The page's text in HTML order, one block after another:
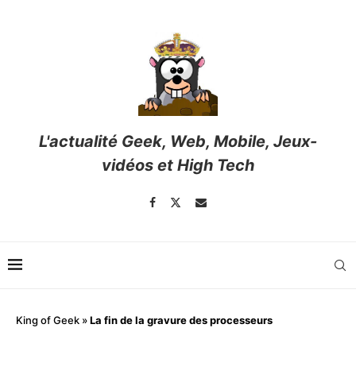
L'actualité Geek, Web, Mobile, Jeux-
vidéos et High Tech
King of Geek »La fin de la gravure des processeurs